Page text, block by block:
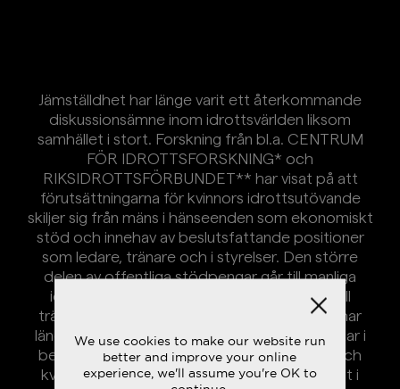
Jämställdhet har länge varit ett återkommande
diskussionsämne inom idrottsvärlden liksom
samhället i stort. Forskning från bl.a. CENTRUM
FÖR IDROTTSFORSKNING* och
RIKSIDROTTSFÖRBUNDET** har visat på att
förutsättningarna för kvinnors idrottsutövande
skiljer sig från mäns i hänseenden som ekonomiskt
stöd och innehav av beslutsfattande positioner
som ledare, tränare och i styrelser. Den större
delen av offentliga stödpengar går till manliga
idrottare, en stor majoritet män söker sig till
tränare- och idrottsledarutbildningar och vi har
länge sett en trend där kvinnliga idrottare slutar i
betydligt lägre ålder än män. Även om män och
kvinnor i samhället i stort engagerar sig ideellt i
We use cookies to make our website run
better and improve your online
experience, we'll assume you're OK to